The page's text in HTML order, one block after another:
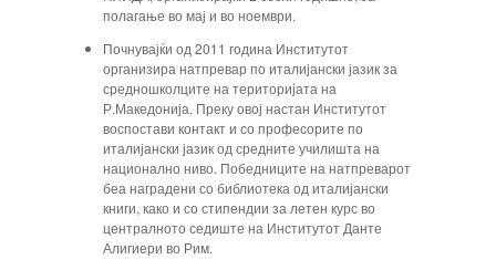
полагање во мај и во ноември.
Почнувајќи од 2011 година Институтот
организира натпревар по италијански јазик за
средношколците на територијата на
Р.Македонија. Преку овој настан Институтот
воспостави контакт и со професорите по
италијански јазик од средните училишта на
национално ниво. Победниците на натпреварот
беа наградени со библиотека од италијански
книги, како и со стипендии за летен курс во
централното седиште на Институтот Данте
Алигиери во Рим.